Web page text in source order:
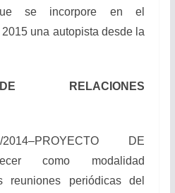
se incorpore en el
una autopista desde la
RELACIONES
DE
como modalidad
reuniones periódicas del